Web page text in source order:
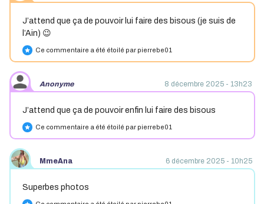
J’attend que ça de pouvoir lui faire des bisous (je suis de
l’Ain) 😉
star Ce commentaire a été étoilé par pierrebe01
Anonyme 8 décembre 2025 - 13h23
J’attend que ça de pouvoir enfin lui faire des bisous
star Ce commentaire a été étoilé par pierrebe01
MmeAna 6 décembre 2025 - 10h25
Superbes photos